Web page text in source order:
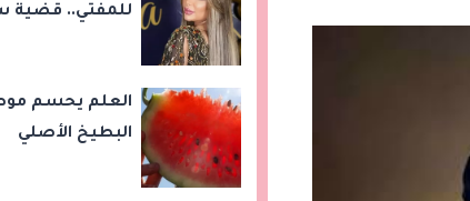
للمفتي.. قضية
العلم يحسم
البطيخ الأصلي